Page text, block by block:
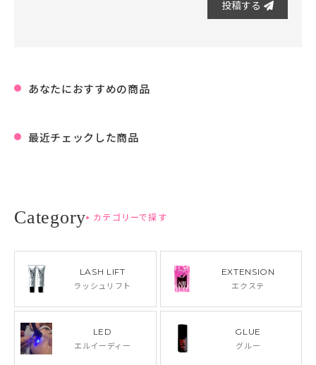
投稿する
あなたにおすすめの商品
最近チェックした商品
カテゴリーで探す
LASH LIFT
ラッシュリフト
EXTENSION
エクステ
LED
エルイーディー
GLUE
グルー